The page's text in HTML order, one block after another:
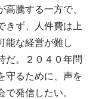
騰する一方で、
きず、人件費は上
能な経営が難し
だ。２０４０年問
守るために、声を
で発信したい。